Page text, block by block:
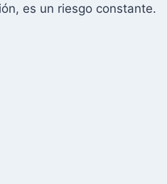
es un riesgo constante.